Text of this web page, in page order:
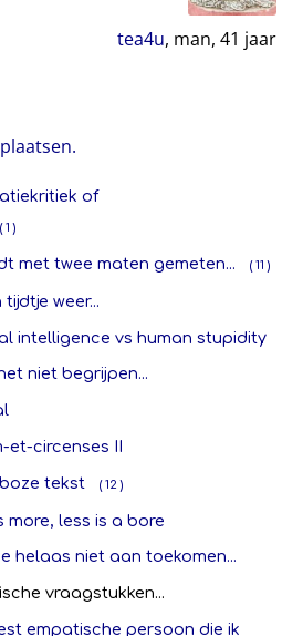
tea4u, man, 41 jaar
of
( 1 )
met twee maten gemeten... ( 11 )
weer...
intelligence vs human stupidity
niet begrijpen...
et-circenses II
tekst ( 12 )
more, less is a bore
helaas niet aan toekomen...
vraagstukken...
empatische persoon die ik